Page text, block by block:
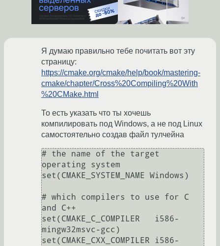
Я думаю правильно тебе почитать вот эту
страницу:
https://cmake.org/cmake/help/book/mastering-
cmake/chapter/Cross%20Compiling%20With
%20CMake.html
То есть указать что ты хочешь
компилировать под Windows, а не под Linux
самостоятельно создав файл тулчейна
# the name of the target
operating system
set(CMAKE_SYSTEM_NAME Windows)
# which compilers to use for C
and C++
set(CMAKE_C_COMPILER   i586-
mingw32msvc-gcc)
set(CMAKE_CXX_COMPILER i586-